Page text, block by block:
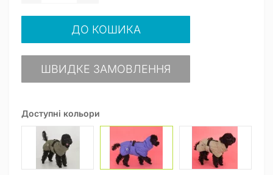
Доступні кольори
ДО КОШИКА
ШВИДКЕ ЗАМОВЛЕННЯ